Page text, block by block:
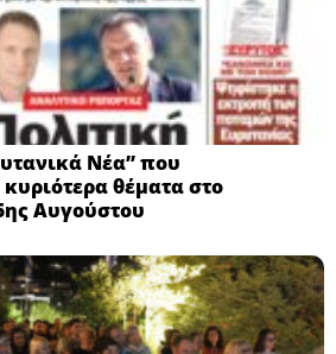
Νέα” που
θέματα στο
Αυγούστου